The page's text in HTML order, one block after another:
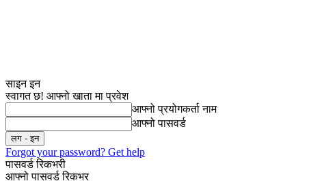
साइन इन
स्वागत छ! आफ्नो खाता मा प्रवेश
आफ्नो प्रयोगकर्ता नाम
आफ्नो पासवर्ड
Forgot your password? Get help
पासवर्ड रिकभरी
आफ्नो पासवर्ड रिकभर